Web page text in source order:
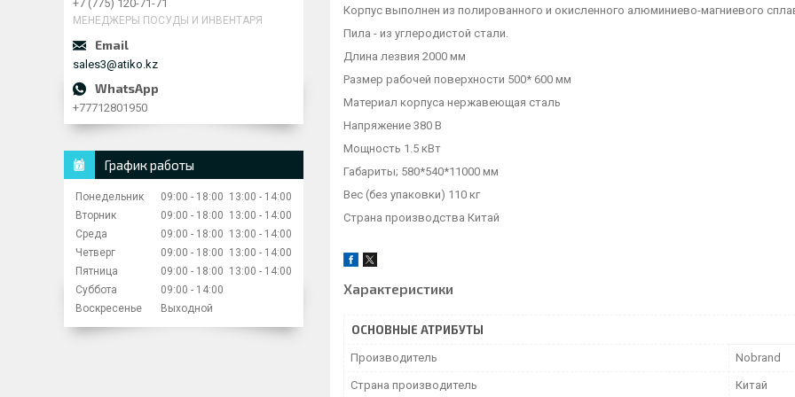
Корпус выполнен из полированного и окисленного алюминиево-магниевого
Пила - из углеродистой стали.
Длина лезвия 2000 мм
Размер рабочей поверхности 500* 600 мм
Материал корпуса нержавеющая сталь
Напряжение 380 В
Мощность 1.5 кВт
Габариты; 580*540*11000 мм
Вес (без упаковки) 110 кг
Страна производства Китай
Характеристики
ОСНОВНЫЕ АТРИБУТЫ
Производитель Nobrand
Страна производитель Китай
+7 (775) 120-71-71
МЕНЕДЖЕРЫ ПОСУДЫ И ИНВЕНТАРЯ
sales3@atiko.kz
+77712801950
График работы
Понедельник 09:00 18:00 13:00
14:00
Вторник
09:00 18:00 13:00
14:00
Среда
09:00 18:00 13:00
14:00
Четверг
09:00 18:00 13:00
14:00
Пятница
09:00 18:00 13:00
14:00
Суббота
09:00
14:00
Воскресенье
Выходной